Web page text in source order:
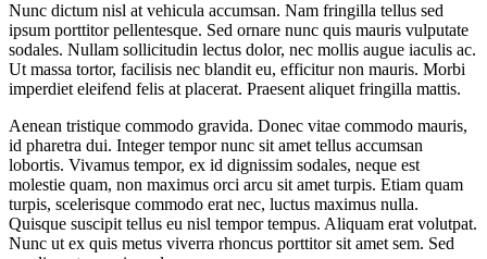
Nunc dictum nisl at vehicula accumsan. Nam fringilla tellus sed
ipsum porttitor pellentesque. Sed ornare nunc quis mauris vulputate
sodales. Nullam sollicitudin lectus dolor, nec mollis augue iaculis ac.
Ut massa tortor, facilisis nec blandit eu, efficitur non mauris. Morbi
imperdiet eleifend felis at placerat. Praesent aliquet fringilla mattis.
Aenean tristique commodo gravida. Donec vitae commodo mauris,
id pharetra dui. Integer tempor nunc sit amet tellus accumsan
lobortis. Vivamus tempor, ex id dignissim sodales, neque est
molestie quam, non maximus orci arcu sit amet turpis. Etiam quam
turpis, scelerisque commodo erat nec, luctus maximus nulla.
Quisque suscipit tellus eu nisl tempor tempus. Aliquam erat volutpat.
Nunc ut ex quis metus viverra rhoncus porttitor sit amet sem. Sed